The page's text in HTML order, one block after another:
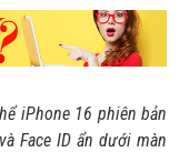
iPhone 16 phiên bản
Face ID ẩn dưới màn